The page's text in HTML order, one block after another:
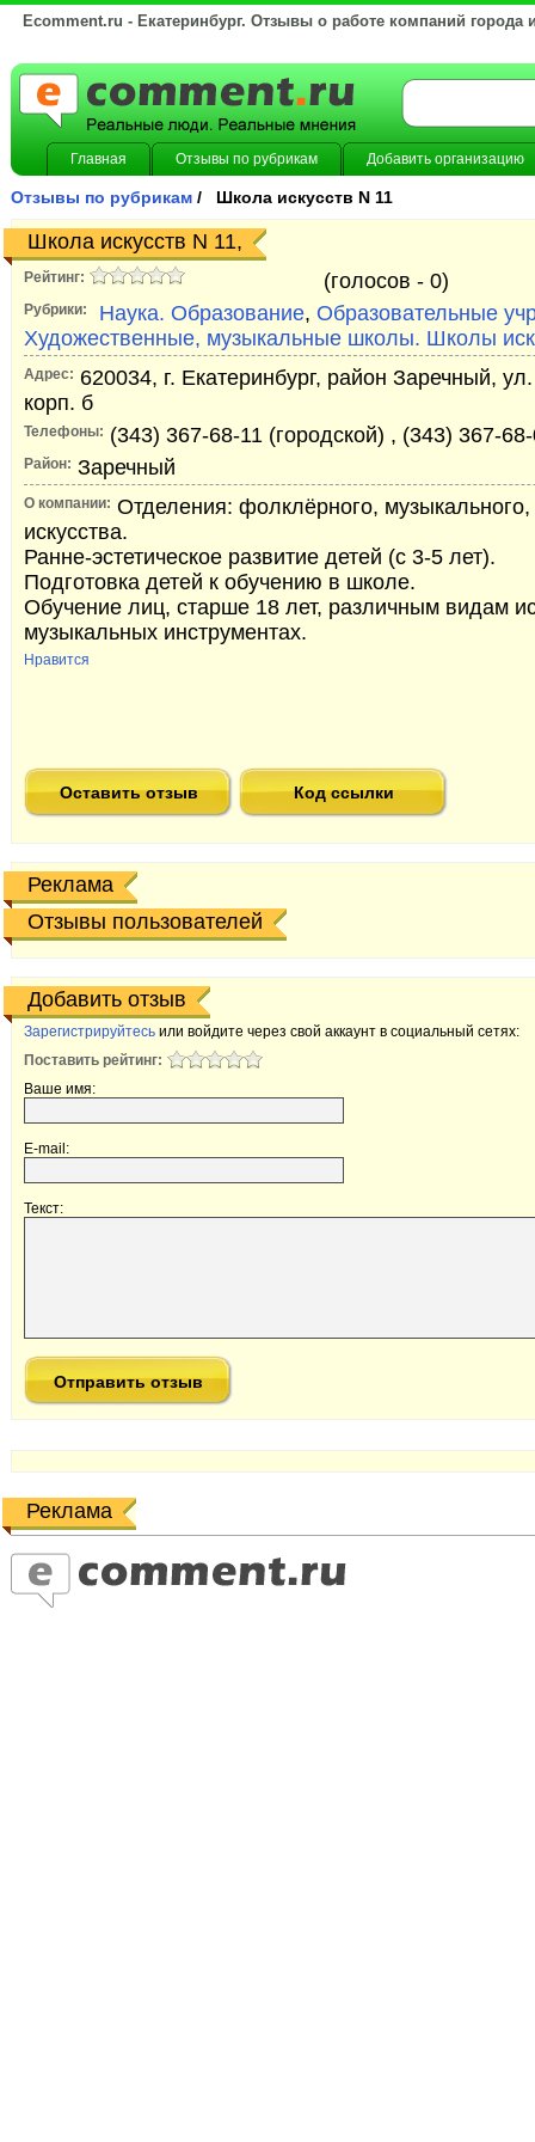
Ecomment.ru - Екатеринбург. Отзывы о работе компаний города
Главная Отзывы по рубрикам Добавить организацию
Отзывы по рубрикам / Школа искусств N 11
Школа искусств N 11,
Рейтинг: (голосов - 0)
Рубрики: Наука. Образование, Образовательные
Художественные, музыкальные школы. Школы
Адрес: 620034, г. Екатеринбург, район Заречный,
корп. б
Телефоны: (343) 367-68-11 (городской) , (343) 367-
Район: Заречный
О компании: Отделения: фолклёрного, музыкального,
искусства.
Ранне-эстетическое развитие детей (с 3-5 лет).
Подготовка детей к обучению в школе.
Обучение лиц, старше 18 лет, различным видам
музыкальных инструментах.
Нравится
Оставить отзыв Код ссылки
Реклама
Отзывы пользователей
Добавить отзыв
Зарегистрируйтесь или войдите через свой аккаунт в социальный сетях:
Поставить рейтинг:
Ваше имя:
E-mail:
Текст:
Реклама